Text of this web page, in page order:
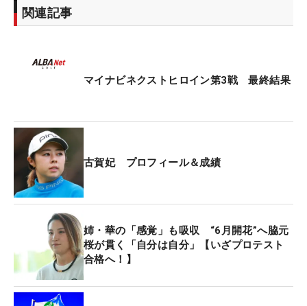
関連記事
マイナビネクストヒロイン第3戦 最終結果
古賀妃 プロフィール＆成績
姉・華の「感覚」も吸収 “6月開花”へ脇元
桜が貫く「自分は自分」【いざプロテスト
合格へ！】